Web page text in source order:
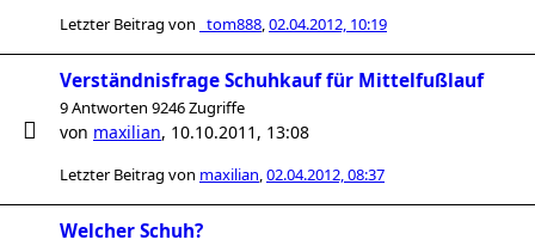
Letzter Beitrag von _tom888,02.04.2012, 10:19
Verständnisfrage Schuhkauf für Mittelfußlauf
9 Antworten 9246 Zugriffe
von maxilian, 10.10.2011, 13:08
Letzter Beitrag von maxilian,02.04.2012, 08:37
Welcher Schuh?